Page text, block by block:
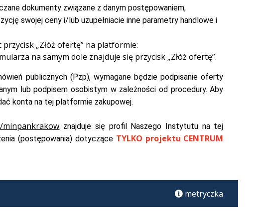
dokumenty związane z danym postępowaniem,
swojej ceny i/lub uzupełniacie inne parametry handlowe i
„Złóż ofertę” na platformie:
na samym dole znajduje się przycisk „Złóż ofertę”.
publicznych (Pzp), wymagane będzie podpisanie oferty
lub podpisem osobistym w zależności od procedury. Aby
konta na tej platformie zakupowej.
znajduje się profil Naszego Instytutu na tej
(postępowania) dotyczące TYLKO projektu CENTRUM
metryczka